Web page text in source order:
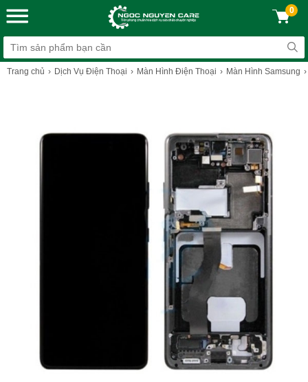
0
Trang chủ Dịch Vụ Điện Thoại Màn Hình Điện Thoại Màn Hình Samsung